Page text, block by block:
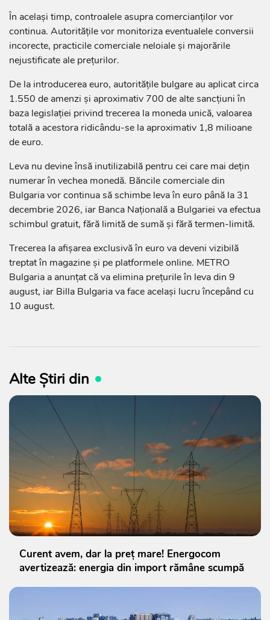
În același timp, controalele asupra comercianților vor
continua. Autoritățile vor monitoriza eventualele conversii
incorecte, practicile comerciale neloiale și majorările
nejustificate ale prețurilor.
De la introducerea euro, autoritățile bulgare au aplicat circa
1.550 de amenzi și aproximativ 700 de alte sancțiuni în
baza legislației privind trecerea la moneda unică, valoarea
totală a acestora ridicându-se la aproximativ 1,8 milioane
de euro.
Leva nu devine însă inutilizabilă pentru cei care mai dețin
numerar în vechea monedă. Băncile comerciale din
Bulgaria vor continua să schimbe leva în euro până la 31
decembrie 2026, iar Banca Națională a Bulgariei va efectua
schimbul gratuit, fără limită de sumă și fără termen-limită.
Trecerea la afișarea exclusivă în euro va deveni vizibilă
treptat în magazine și pe platformele online. METRO
Bulgaria a anunțat că va elimina prețurile în leva din 9
august, iar Billa Bulgaria va face același lucru începând cu
10 august.
Alte Știri din
Curent avem, dar la preț mare! Energocom
avertizează: energia din import rămâne scumpă